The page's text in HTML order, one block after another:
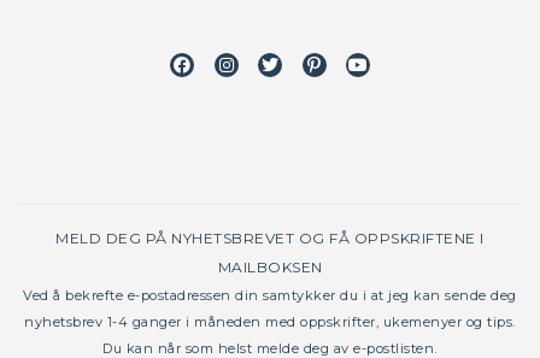
FacebookInstagram
TwitterPinterestYoutube
MELD DEG PÅ NYHETSBREVET OG FÅ OPPSKRIFTENE I
MAILBOKSEN
Ved å bekrefte e-postadressen din samtykker du i at jeg kan sende deg
nyhetsbrev 1-4 ganger i måneden med oppskrifter, ukemenyer og tips.
Du kan når som helst melde deg av e-postlisten.